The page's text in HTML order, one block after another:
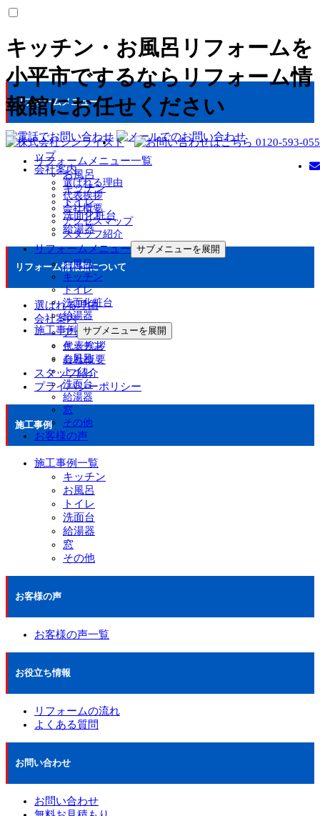
キッチン・お風呂リフォームを
小平市でするならリフォーム情
報館にお任せください
ト
ップ
会社案内
選ばれる理由
代表挨拶
会社概要
アクセスマップ
スタッフ紹介
リフォームメニュー サブメニューを展開
お風呂
キッチン
トイレ
洗面化粧台
給湯器
施工事例 サブメニューを展開
キッチン
お風呂
トイレ
洗面台
給湯器
窓
その他
お客様の声
リフォームメニュー
リフォームメニュー一覧
お風呂
キッチン
トイレ
洗面化粧台
給湯器
リフォーム情報館について
選ばれる理由
会社案内
アクセスマップ
代表挨拶
会社概要
スタッフ紹介
プライバシーポリシー
施工事例
施工事例一覧
キッチン
お風呂
トイレ
洗面台
給湯器
窓
その他
お客様の声
お客様の声一覧
お役立ち情報
リフォームの流れ
よくある質問
お問い合わせ
お問い合わせ